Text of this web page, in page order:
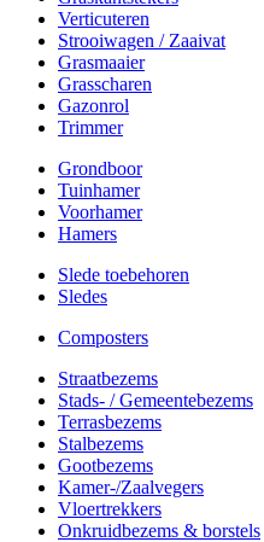
Verticuteren
Strooiwagen / Zaaivat
Grasmaaier
Grasscharen
Gazonrol
Trimmer
Grondboor
Tuinhamer
Voorhamer
Hamers
Slede toebehoren
Sledes
Composters
Straatbezems
Stads- / Gemeentebezems
Terrasbezems
Stalbezems
Gootbezems
Kamer-/Zaalvegers
Vloertrekkers
Onkruidbezems & borstels